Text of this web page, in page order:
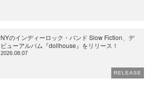
NYのインディーロック・バンド Slow Fiction、デ
ビューアルバム『dollhouse』をリリース！
2026.08.07
RELEASE